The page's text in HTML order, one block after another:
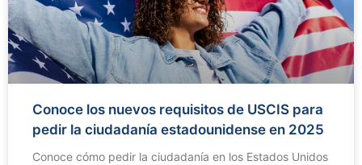
Conoce los nuevos requisitos de USCIS para
pedir la ciudadanía estadounidense en 2025
Conoce cómo pedir la ciudadanía en los Estados Unidos